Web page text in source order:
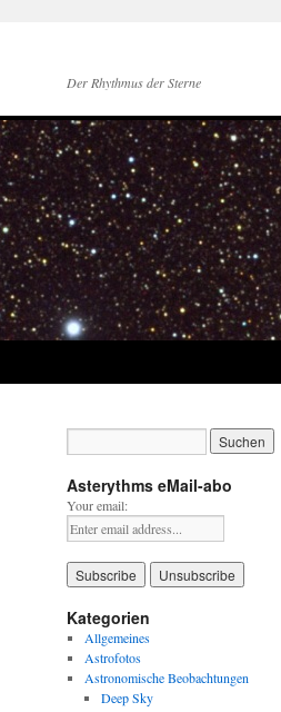
Der Rhythmus der Sterne
Asterythms eMail-abo
Your email:
Kategorien
Allgemeines
Astrofotos
Astronomische Beobachtungen
Deep Sky